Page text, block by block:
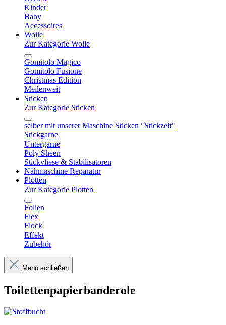
Kinder
Baby
Accessoires
Wolle
Zur Kategorie Wolle
Gomitolo Magico
Gomitolo Fusione
Christmas Edition
Meilenweit
Sticken
Zur Kategorie Sticken
selber mit unserer Maschine Sticken "Stickzeit"
Stickgarne
Untergarne
Poly Sheen
Stickvliese & Stabilisatoren
Nähmaschine Reparatur
Plotten
Zur Kategorie Plotten
Folien
Flex
Flock
Effekt
Zubehör
Menü schließen
Toilettenpapierbanderole